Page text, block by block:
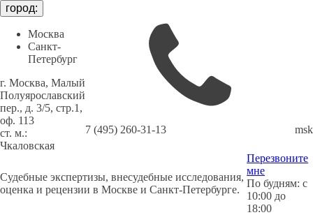
город:
Москва
Санкт-
Петербург
г. Москва, Малый
Полуярославский
пер., д. 3/5, стр.1,
оф. 113
cт. м.:
Чкаловская
7 (495) 260-31-13
Судебные экспертизы, внесудебные исследования,
оценка и рецензии в Москве и Санкт-Петербурге.
Перезвоните
мне
По будням: с
10:00 до
18:00